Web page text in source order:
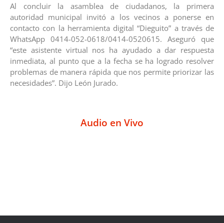
Al concluir la asamblea de ciudadanos, la primera
autoridad municipal invitó a los vecinos a ponerse en
contacto con la herramienta digital “Dieguito” a través de
WhatsApp 0414-052-0618/0414-0520615. Aseguró que
“este asistente virtual nos ha ayudado a dar respuesta
inmediata, al punto que a la fecha se ha logrado resolver
problemas de manera rápida que nos permite priorizar las
necesidades”. Dijo León Jurado.
Audio en Vivo